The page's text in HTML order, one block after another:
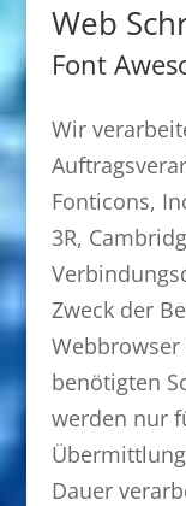
Web
Font
Wir
Fonticons,
3R,
Zweck der
Webbrowser
benötigten
werden nur
Dauer